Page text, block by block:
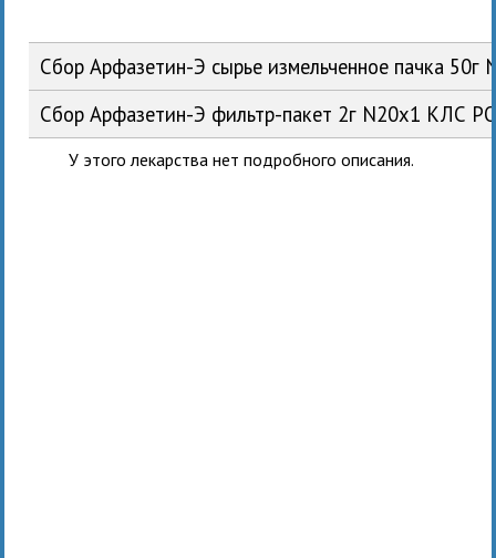
Сбор Арфазетин-Э сырье измельченное пачка
Сбор Арфазетин-Э фильтр-пакет 2г N20x1 КЛС
У этого лекарства нет подробного описания.